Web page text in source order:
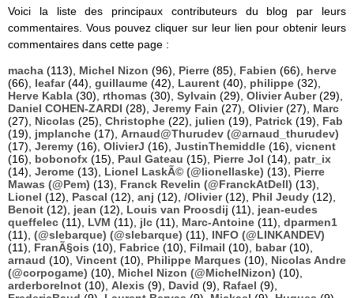
Voici la liste des principaux contributeurs du blog par leurs
commentaires. Vous pouvez cliquer sur leur lien pour obtenir leurs
commentaires dans cette page :
macha (113), Michel Nizon (96), Pierre (85), Fabien (66), herve
(66), leafar(44), guillaume (42), Laurent (40), philippe (32),
Herve Kabla (30), rthomas (30), Sylvain (29), Olivier Auber(29),
Daniel COHEN-ZARDI (28), Jeremy Fain (27), Olivier(27), Marc
(27), Nicolas (25), Christophe (22), julien (19), Patrick (19), Fab
(19), jmplanche (17), Arnaud@Thurudev (@arnaud_thurudev)
(17), Jeremy (16), OlivierJ (16), JustinThemiddle (16), vicnent
(16), bobonofx (15), Paul Gateau (15), Pierre Jol (14), patr_ix
(14), Jerome (13), Lionel LaskÃ© (@lionellaske) (13), Pierre
Mawas (@Pem) (13), Franck Revelin (@FranckAtDell) (13),
Lionel (12), Pascal (12), anj (12), /Olivier(12), Phil Jeudy (12),
Benoit (12), jean (12), Louis van Proosdij (11), jean-eudes
queffelec (11), LVM (11), jlc (11), Marc-Antoine (11), dparmen1
(11), (@slebarque) (@slebarque) (11), INFO (@LINKANDEV)
(11), FranÃ§ois (10), Fabrice (10), Filmail (10), babar(10),
arnaud (10), Vincent (10), Philippe Marques (10), Nicolas Andre
(@corpogame) (10), Michel Nizon (@MichelNizon) (10),
arderborelnot (10), Alexis (9), David (9), Rafael (9),